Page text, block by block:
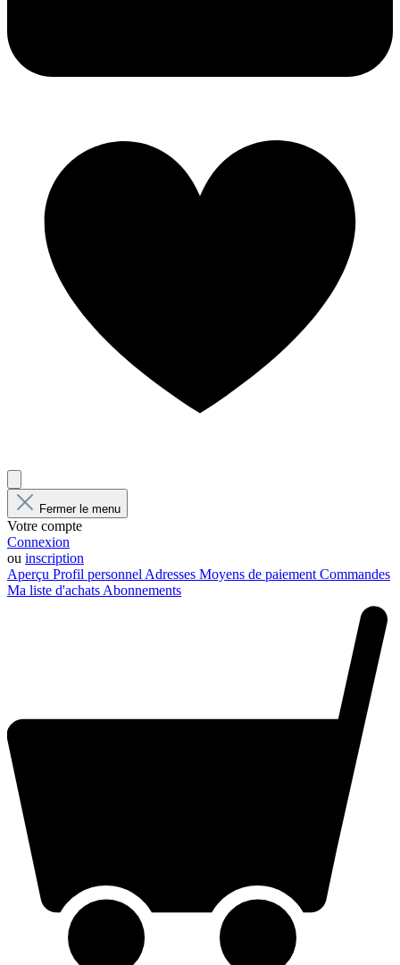
Fermer le menu
Votre compte
Connexion
ou inscription
Aperçu Profil personnel Adresses Moyens de paiement Commandes
Ma liste d'achats Abonnements